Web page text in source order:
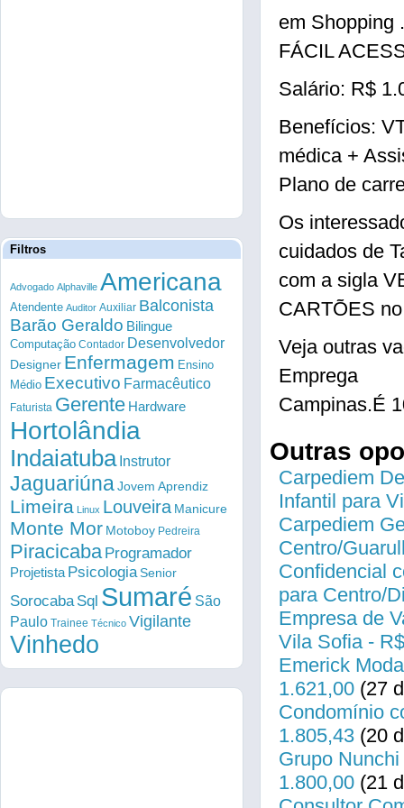
em Shopping
FÁCIL
Salário: R$
Benefícios:
médica +
Plano de
Os
cuidados de
com a sigla
CARTÕES
Veja outras
Emprega
Campinas.É
Outras
Carpediem
Infantil para
Carpediem
Centro/
Confidencial
para Centro/
Empresa de
Vila Sofia -
Emerick
1.621,00 (27
Condomínio
1.805,43 (20
Grupo
1.800,00 (21
Filtros
Advogado Alphaville Americana
Atendente Auditor Auxiliar Balconista
Barão Geraldo Bilingue
Computação Contador Desenvolvedor
Designer Enfermagem Ensino
Médio Executivo Farmacêutico
Faturista Gerente Hardware
Hortolândia
Indaiatuba Instrutor
Jaguariúna Jovem Aprendiz
Limeira Linux Louveira Manicure
Monte Mor Motoboy Pedreira
Piracicaba Programador
Projetista PsicologiaSenior
Sorocaba Sql Sumaré São
Paulo Trainee Técnico Vigilante
Vinhedo